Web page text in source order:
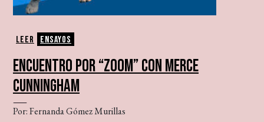
Leer Ensayos
ENCUENTRO POR “ZOOM” CON MERCE
CUNNINGHAM
Por: Fernanda Gómez Murillas